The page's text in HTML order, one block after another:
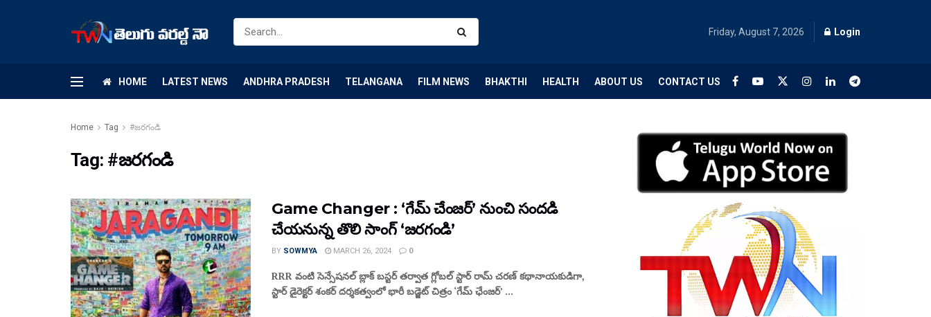
Friday, August 7, 2026 Login
HOME LATEST NEWS ANDHRA PRADESH TELANGANA FILM NEWS BHAKTHI HEALTH ABOUT US CONTACT US
Home Tag #జరగండి
Tag: #జరగండి
Game Changer : ‘గేమ్ చేంజర్’ నుంచి సందడి
చేయనున్న తొలి సాంగ్ ‘జరగండి’
BY SOWMYA MARCH 26, 2024 0
RRR వంటి సెన్సేషనల్ బ్లాక్ బస్టర్ తర్వాత గ్లోబల్ స్టార్ రామ్ చరణ్ కథానాయకుడిగా,
స్టార్ డైరెక్టర్ శంకర్ దర్శకత్వంలో భారీ బడ్జెట్ చిత్రం ‘గేమ్ ఛేంజర్’ ...